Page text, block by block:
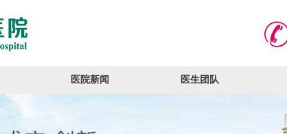
医院新闻 医生团队